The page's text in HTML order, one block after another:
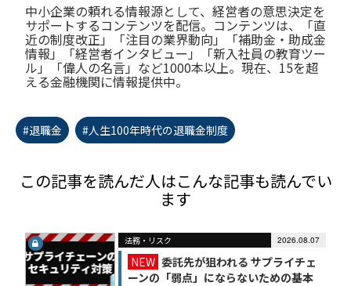
中小企業の頼れる情報源として、経営者の意思決定を
サポートするコンテンツを配信。コンテンツは、「直
近の制度改正」「注目の業界動向」「補助金・助成金
情報」「経営者インタビュー」「新入社員の教育ツー
ル」「偉人の名言」など1000本以上。現在、15を超
える金融機関に情報提供中。
#退職金 #人生100年時代の退職金制度
この記事を読んだ人はこんな記事も読んでい
ます
法務・リスク 2026.08.07
NEW 委託先が狙われる サプライチェ
ーンの「弱点」にならないための基本